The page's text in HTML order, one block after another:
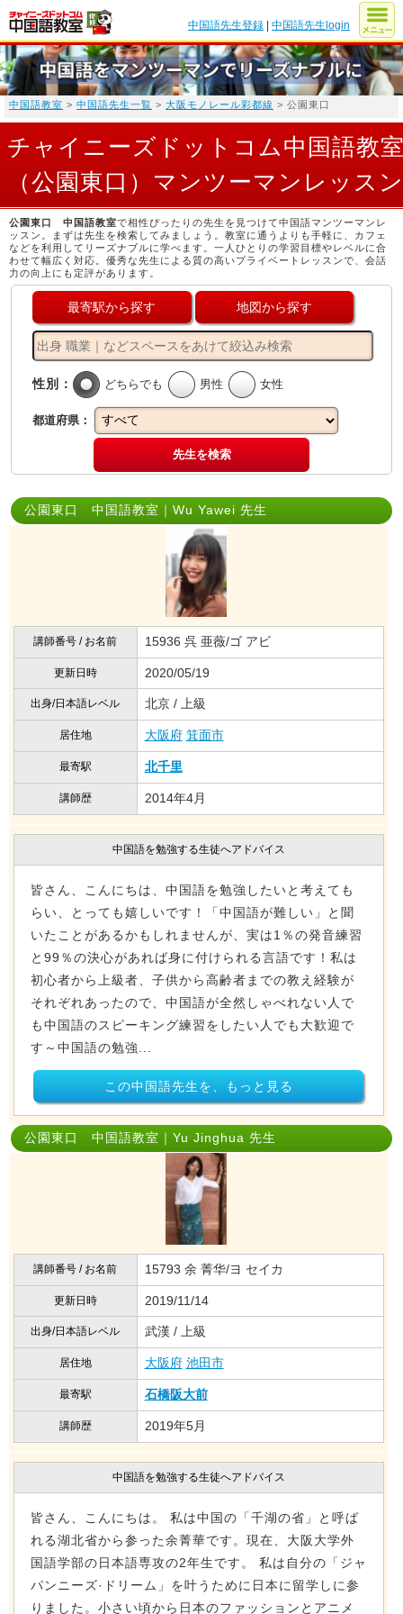
中国語先生登録 |中国語先生login
中国語教室 > 中国語先生一覧 > 大阪モノレール彩都線 > 公園東口
チャイニーズドットコム中国語教
（公園東口）マンツーマンレッスン
公園東口 中国語教室で相性ぴったりの先生を見つけて中国語マンツーマンレ
ッスン。まずは先生を検索してみましょう。教室に通うよりも手軽に、カフェ
などを利用してリーズナブルに学べます。一人ひとりの学習目標やレベルに合
わせて幅広く対応。優秀な先生による質の高いプライベートレッスンで、会話
力の向上にも定評があります。
最寄駅から探す 地図から探す
性別： どちらでも 男性 女性
都道府県：
先生を検索
公園東口 中国語教室｜Wu Yawei 先生
講師番号 / お名前 15936 呉 亜薇/ゴ アビ
更新日時 2020/05/19
出身/日本語レベル 北京 / 上級
居住地 大阪府 箕面市
最寄駅 北千里
講師歴 2014年4月
中国語を勉強する生徒へアドバイス
皆さん、こんにちは、中国語を勉強したいと考えても
らい、とっても嬉しいです！「中国語が難しい」と聞
いたことがあるかもしれませんが、実は1％の発音練習
と99％の決心があれば身に付けられる言語です！私は
初心者から上級者、子供から高齢者までの教え経験が
それぞれあったので、中国語が全然しゃべれない人で
も中国語のスピーキング練習をしたい人でも大歓迎で
す～中国語の勉強...
この中国語先生を、もっと見る
公園東口 中国語教室｜Yu Jinghua 先生
講師番号 / お名前 15793 余 菁华/ヨ セイカ
更新日時 2019/11/14
出身/日本語レベル 武漢 / 上級
居住地 大阪府 池田市
最寄駅 石橋阪大前
講師歴 2019年5月
中国語を勉強する生徒へアドバイス
皆さん、こんにちは。 私は中国の「千湖の省」と呼ば
れる湖北省から参った余菁華です。現在、大阪大学外
国語学部の日本語専攻の2年生です。 私は自分の「ジャ
パンニーズ·ドリーム」を叶うために日本に留学しに参
りました。小さい頃から日本のファッションとアニメ